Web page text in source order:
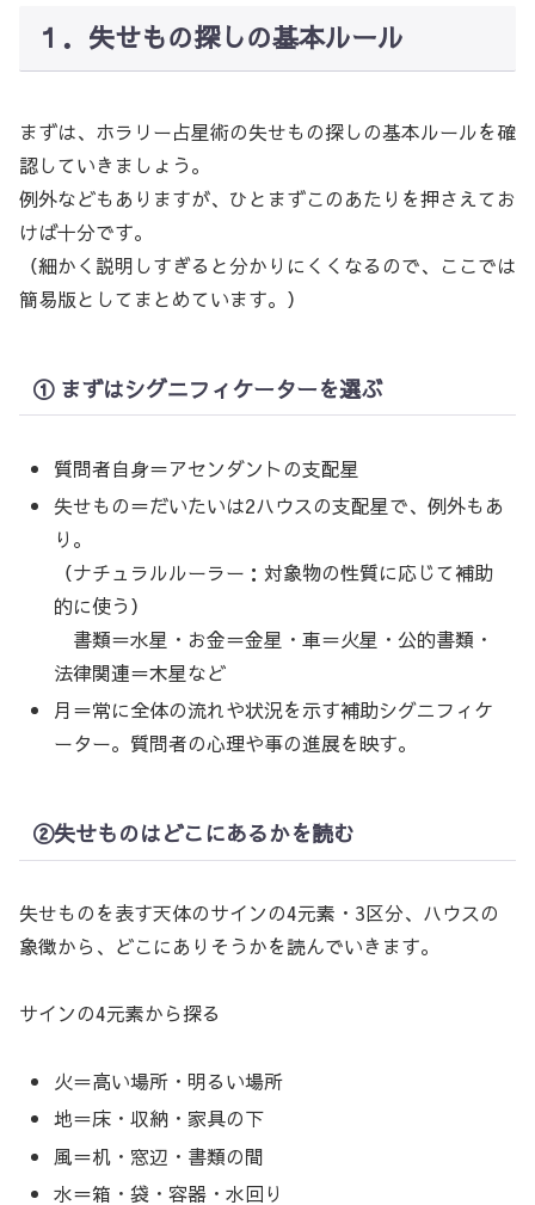
１．失せもの探しの基本ルール
まずは、ホラリー占星術の失せもの探しの基本ルールを確
認していきましょう。
例外などもありますが、ひとまずこのあたりを押さえてお
けば十分です。
（細かく説明しすぎると分かりにくくなるので、ここでは
簡易版としてまとめています。）
① まずはシグニフィケーターを選ぶ
質問者自身＝アセンダントの支配星
失せもの＝だいたいは2ハウスの支配星で、例外もあ
り。
（ナチュラルルーラー：対象物の性質に応じて補助
的に使う）
書類＝水星・お金＝金星・車＝火星・公的書類・
法律関連＝木星など
月＝常に全体の流れや状況を示す補助シグニフィケ
ーター。質問者の心理や事の進展を映す。
②失せものはどこにあるかを読む
失せものを表す天体のサインの4元素・3区分、ハウスの
象徴から、どこにありそうかを読んでいきます。
サインの4元素から探る
火＝高い場所・明るい場所
地＝床・収納・家具の下
風＝机・窓辺・書類の間
水＝箱・袋・容器・水回り